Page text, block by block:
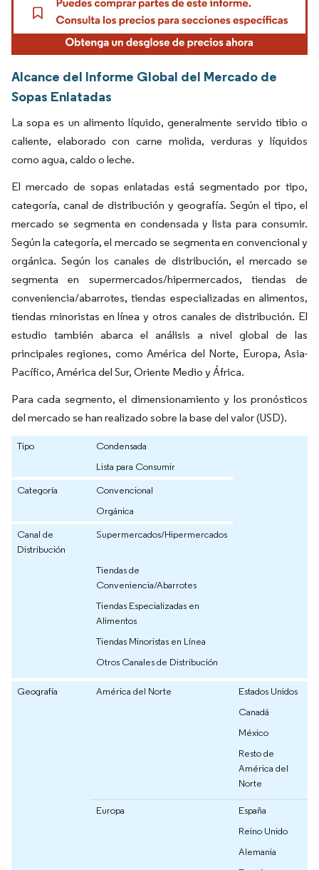
Alcance del Informe Global del Mercado de
Sopas Enlatadas
La sopa es un alimento líquido, generalmente servido tibio o
caliente, elaborado con carne molida, verduras y líquidos
como agua, caldo o leche.
El mercado de sopas enlatadas está segmentado por tipo,
categoría, canal de distribución y geografía. Según el tipo, el
mercado se segmenta en condensada y lista para consumir.
Según la categoría, el mercado se segmenta en convencional y
orgánica. Según los canales de distribución, el mercado se
segmenta en supermercados/hipermercados, tiendas de
conveniencia/abarrotes, tiendas especializadas en alimentos,
tiendas minoristas en línea y otros canales de distribución. El
estudio también abarca el análisis a nivel global de las
principales regiones, como América del Norte, Europa, Asia-
Pacífico, América del Sur, Oriente Medio y África.
Para cada segmento, el dimensionamiento y los pronósticos
del mercado se han realizado sobre la base del valor (USD).
Tipo
Condensada
Lista para Consumir
Categoría
Convencional
Orgánica
Canal de
Distribución
Supermercados/Hipermercados
Tiendas de
Conveniencia/Abarrotes
Tiendas Especializadas en
Alimentos
Tiendas Minoristas en Línea
Otros Canales de Distribución
Geografía América del Norte
Estados Unidos
Canadá
México
Resto de
América del
Norte
Europa
España
Reino Unido
Alemania